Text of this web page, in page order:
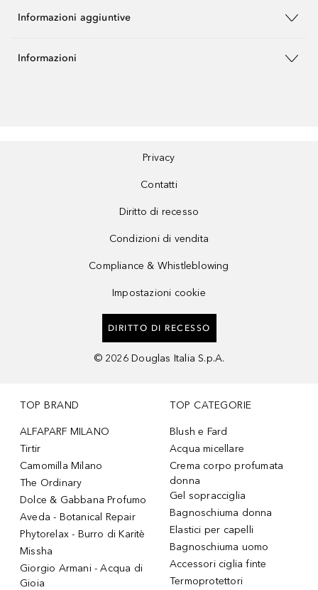
Informazioni aggiuntive
Informazioni
Privacy
Contatti
Diritto di recesso
Condizioni di vendita
Compliance & Whistleblowing
Impostazioni cookie
DIRITTO DI RECESSO
© 2026 Douglas Italia S.p.A.
TOP BRAND
ALFAPARF MILANO
Tirtir
Camomilla Milano
The Ordinary
Dolce & Gabbana Profumo
Aveda - Botanical Repair
Phytorelax - Burro di Karitè
Missha
Giorgio Armani - Acqua di
Gioia
TOP CATEGORIE
Blush e Fard
Acqua micellare
Crema corpo profumata
donna
Gel sopracciglia
Bagnoschiuma donna
Elastici per capelli
Bagnoschiuma uomo
Accessori ciglia finte
Termoprotettori